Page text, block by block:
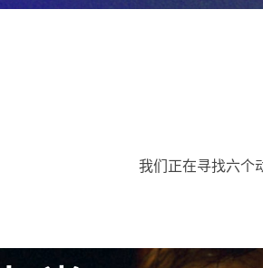
我们正在寻找六个